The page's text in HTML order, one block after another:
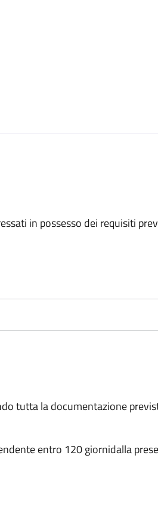
in possesso dei requisiti
tutta la documentazione
entro 120 giornidalla